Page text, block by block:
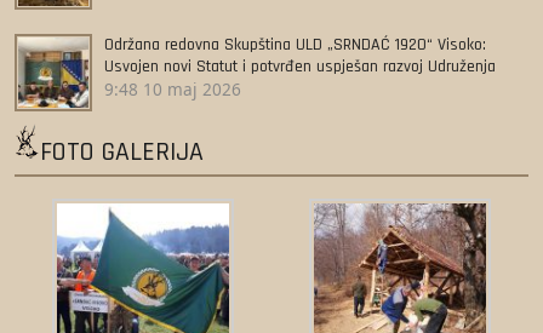
Održana redovna Skupština ULD „SRNDAĆ 1920“ Visoko:
Usvojen novi Statut i potvrđen uspješan razvoj Udruženja
9:48 10 maj 2026
FOTO GALERIJA